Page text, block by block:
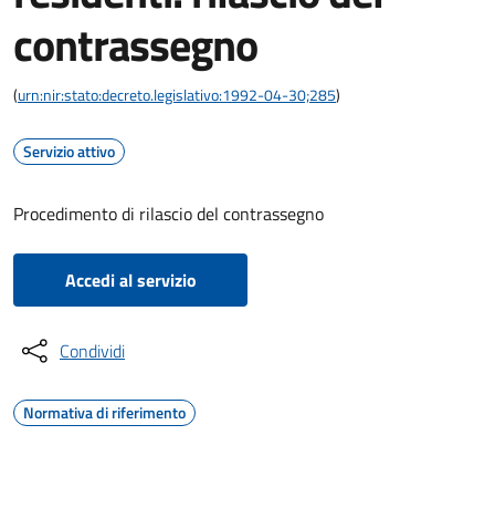
contrassegno
(urn:nir:stato:decreto.legislativo:1992-04-30;285)
Servizio attivo
Procedimento di rilascio del contrassegno
Accedi al servizio
Condividi
Normativa di riferimento